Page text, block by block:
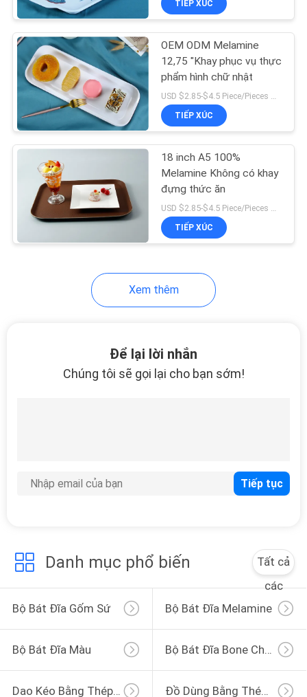
LIÊN
HỆ
CHÚNG
TÔI
YÊU
CẦU
BÁO
TIN
Bộ bát đĩa Bone
China
Dao kéo bằng thép
không gỉ
20
Đồ dùng bằng thép
Đĩa ăn tối bằng gốm
Bộ bát sứ
13
TIẾP XÚC
OEM ODM Melamine
12,75 "Khay phục vụ thực
phẩm hình chữ nhật
USD $2.85-$4.5 Piece/Pieces MOQ:200 mảnh / miếng
TIẾP XÚC
18 inch A5 100%
Melamine Không có khay
đựng thức ăn
TIẾP XÚC
Xem thêm
Để lại lời nhắn
Chúng tôi sẽ gọi lại cho bạn sớm!
Danh mục phổ biến
Tất cả
các
Bộ Bát Đĩa Gốm Sứ
Bộ Bát Đĩa Melamine
Bộ Bát Đĩa Màu
Dao Kéo Bằng Thép Không Gỉ Đồ Dùng Bằng Thép Không Gỉ